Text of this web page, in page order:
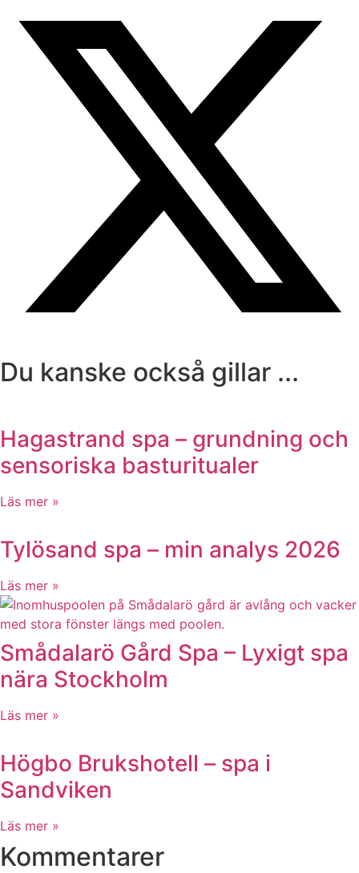
Du kanske också gillar ...
Hagastrand spa – grundning och
sensoriska basturitualer
Läs mer »
Tylösand spa – min analys 2026
Läs mer »
Smådalarö Gård Spa – Lyxigt spa
nära Stockholm
Läs mer »
Högbo Brukshotell – spa i
Sandviken
Läs mer »
Kommentarer